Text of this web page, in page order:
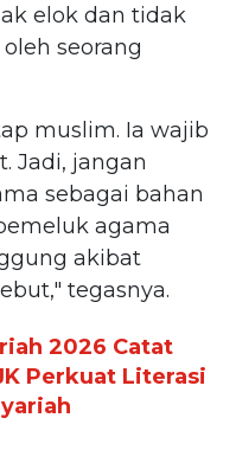
elok dan tidak
seorang
muslim. Ia wajib
Jadi, jangan
sebagai bahan
agama
akibat
tegasnya.
2026 Catat
Perkuat Literasi